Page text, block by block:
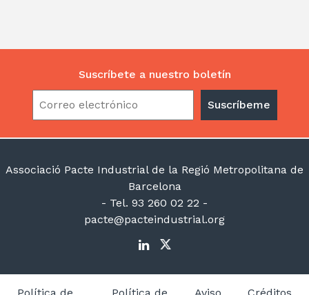
Suscríbete a nuestro boletín
Associació Pacte Industrial de la Regió Metropolitana de
Barcelona
- Tel. 93 260 02 22 -
pacte@pacteindustrial.org